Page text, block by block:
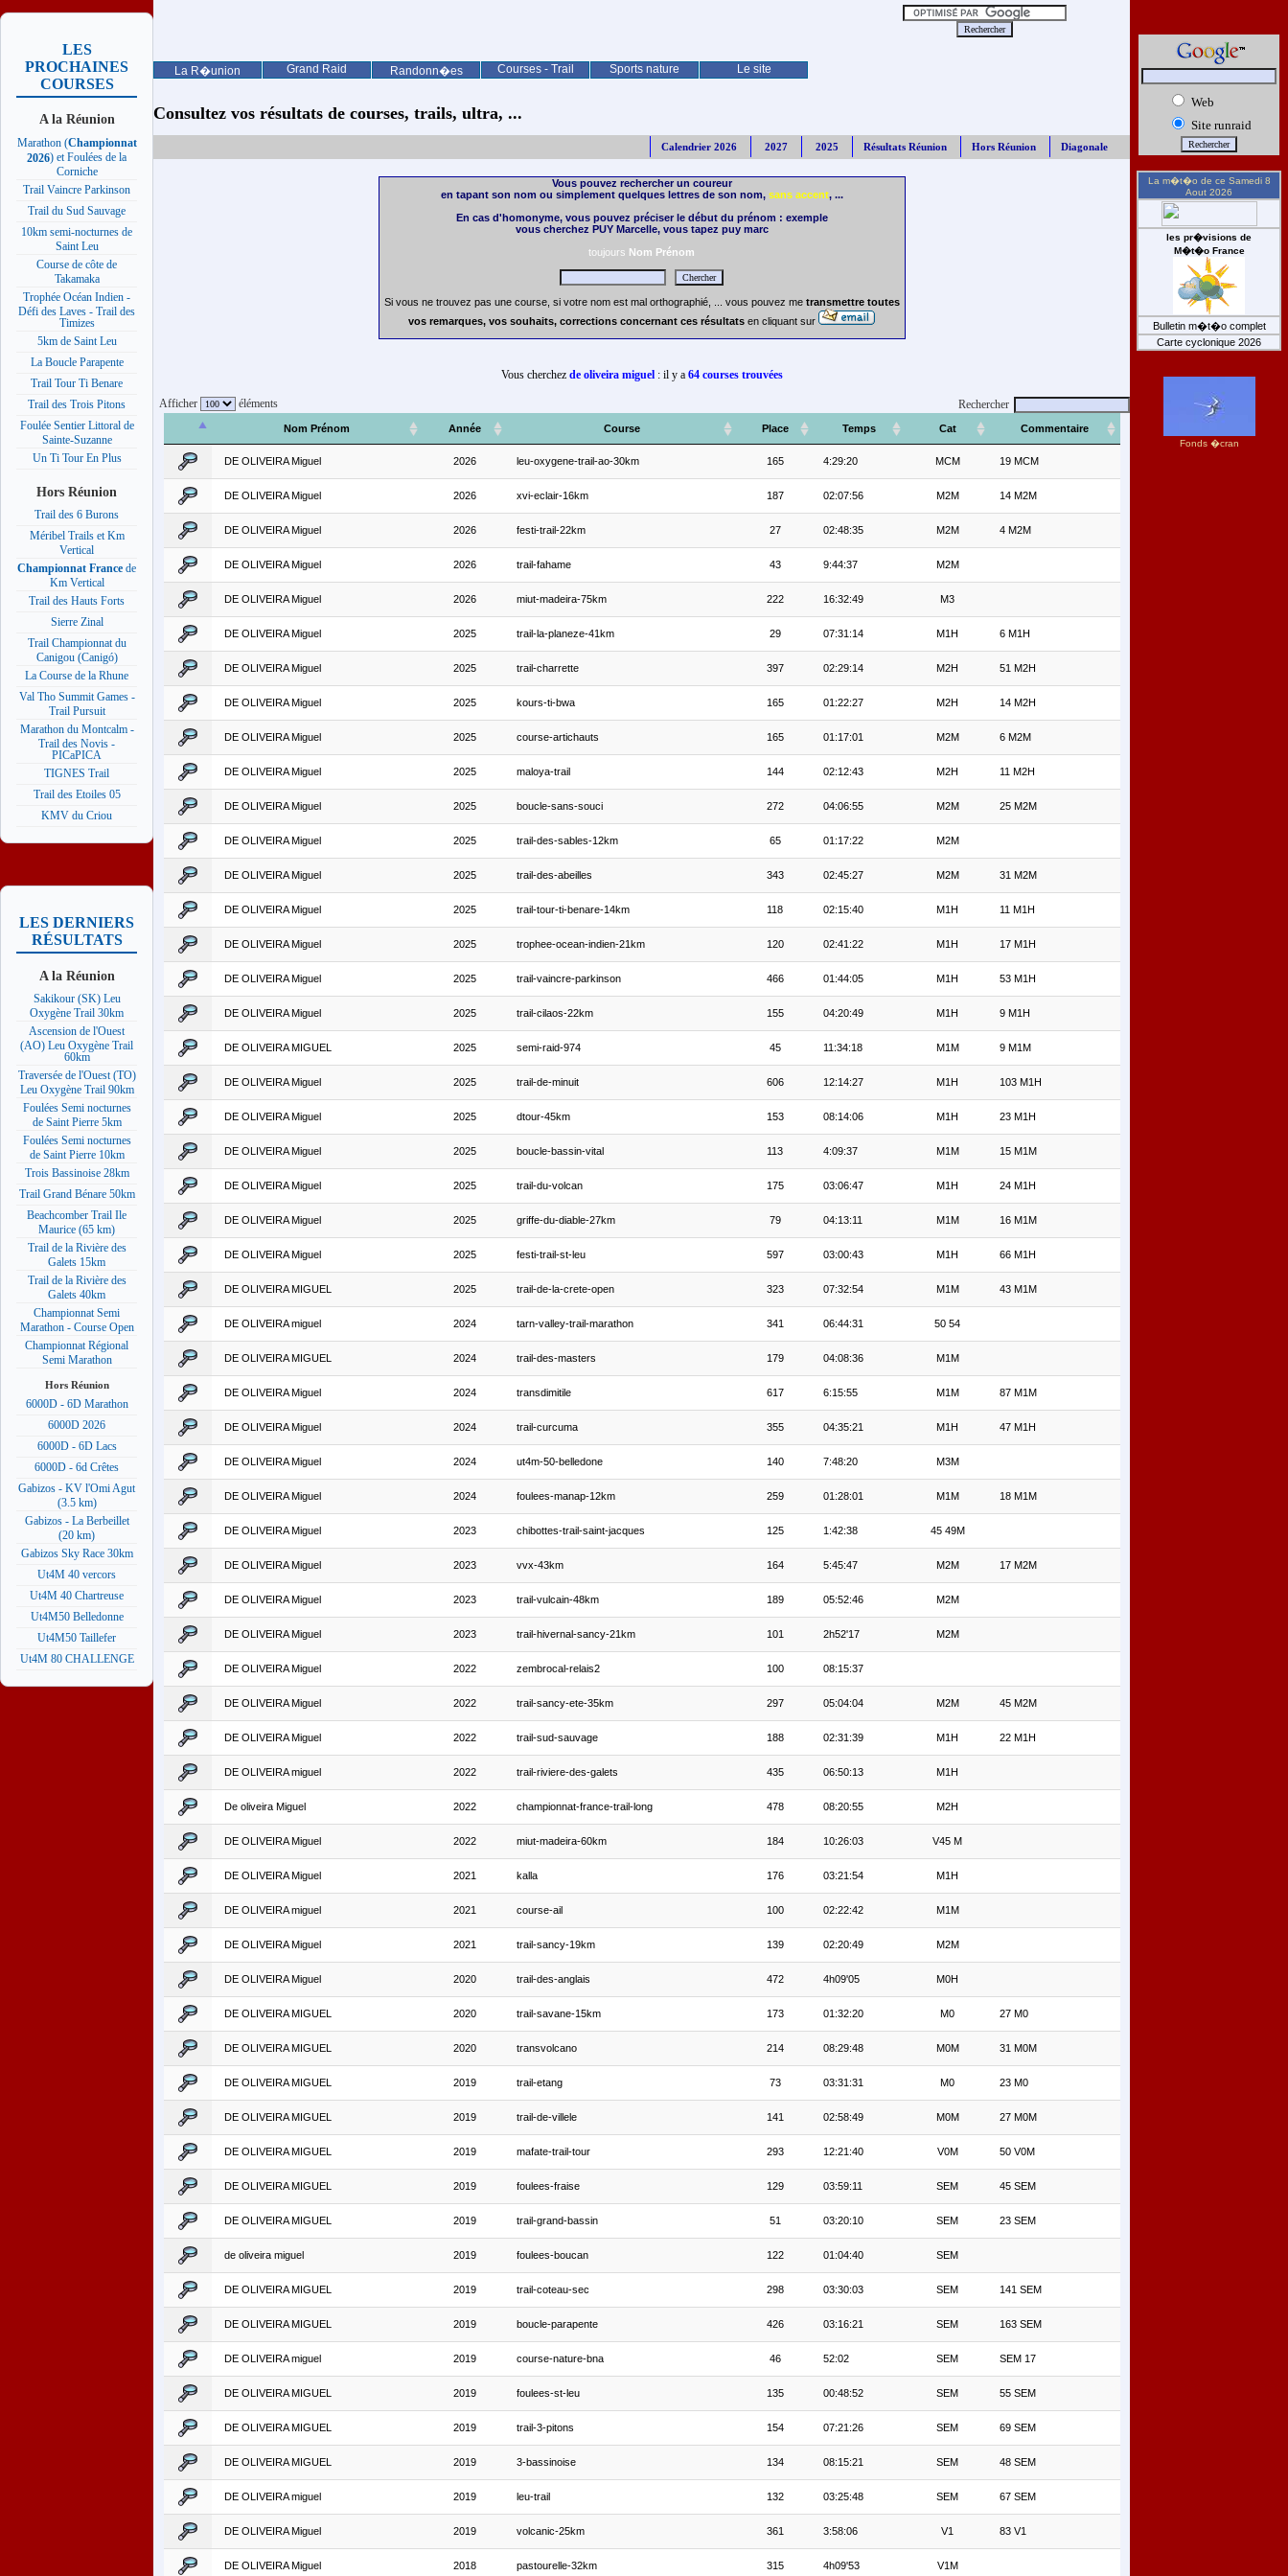
La R�union Grand Raid Randonn�es Courses - Trail Sports nature Le site
LES
PROCHAINES
COURSES
A la Réunion
Marathon (Championnat
2026) et Foulées de la
Corniche
Trail Vaincre Parkinson
Trail du Sud Sauvage
10km semi-nocturnes de
Saint Leu
Course de côte de
Takamaka
Trophée Océan Indien -
Défi des Laves - Trail des
Timizes
5km de Saint Leu
La Boucle Parapente
Trail Tour Ti Benare
Trail des Trois Pitons
Foulée Sentier Littoral de
Sainte-Suzanne
Un Ti Tour En Plus
Hors Réunion
Trail des 6 Burons
Méribel Trails et Km
Vertical
Championnat France de
Km Vertical
Trail des Hauts Forts
Sierre Zinal
Trail Championnat du
Canigou (Canigó)
La Course de la Rhune
Val Tho Summit Games -
Trail Pursuit
Marathon du Montcalm -
Trail des Novis -
PICaPICA
TIGNES Trail
Trail des Etoiles 05
KMV du Criou
LES DERNIERS
RÉSULTATS
A la Réunion
Sakikour (SK) Leu
Oxygène Trail 30km
Ascension de l'Ouest
(AO) Leu Oxygène Trail
60km
Traversée de l'Ouest (TO)
Leu Oxygène Trail 90km
Foulées Semi nocturnes
de Saint Pierre 5km
Foulées Semi nocturnes
de Saint Pierre 10km
Trois Bassinoise 28km
Trail Grand Bénare 50km
Beachcomber Trail Ile
Maurice (65 km)
Trail de la Rivière des
Galets 15km
Trail de la Rivière des
Galets 40km
Championnat Semi
Marathon - Course Open
Championnat Régional
Semi Marathon
Hors Réunion
6000D - 6D Marathon
6000D 2026
6000D - 6D Lacs
6000D - 6d Crêtes
Gabizos - KV l'Omi Agut
(3.5 km)
Gabizos - La Berbeillet
(20 km)
Gabizos Sky Race 30km
Ut4M 40 vercors
Ut4M 40 Chartreuse
Ut4M50 Belledonne
Ut4M50 Taillefer
Ut4M 80 CHALLENGE
Consultez vos résultats de courses, trails, ultra, ...
Calendrier 2026 2027 2025 Résultats Réunion Hors Réunion Diagonale
Vous pouvez rechercher un coureur
en tapant son nom ou simplement quelques lettres de son nom, sans accent, ...
En cas d'homonyme, vous pouvez préciser le début du prénom : exemple
vous cherchez PUY Marcelle, vous tapez puy marc
toujours Nom Prénom
Si vous ne trouvez pas une course, si votre nom est mal orthographié, ... vous pouvez me transmettre toutes
vos remarques, vos souhaits, corrections concernant ces résultats en cliquant sur
Vous cherchez de oliveira miguel: il y a 64 courses trouvées
Afficher éléments Rechercher
Nom Prénom Année Course Place Temps Cat Commentaire
DE OLIVEIRA Miguel 2026 leu-oxygene-trail-ao-30km 165 4:29:20 MCM 19 MCM
DE OLIVEIRA Miguel 2026 xvi-eclair-16km 187 02:07:56 M2M 14 M2M
DE OLIVEIRA Miguel 2026 festi-trail-22km 27 02:48:35 M2M 4 M2M
DE OLIVEIRA Miguel 2026 trail-fahame 43 9:44:37 M2M
DE OLIVEIRA Miguel 2026 miut-madeira-75km 222 16:32:49 M3
DE OLIVEIRA Miguel 2025 trail-la-planeze-41km 29 07:31:14 M1H 6 M1H
DE OLIVEIRA Miguel 2025 trail-charrette 397 02:29:14 M2H 51 M2H
DE OLIVEIRA Miguel 2025 kours-ti-bwa 165 01:22:27 M2H 14 M2H
DE OLIVEIRA Miguel 2025 course-artichauts 165 01:17:01 M2M 6 M2M
DE OLIVEIRA Miguel 2025 maloya-trail 144 02:12:43 M2H 11 M2H
DE OLIVEIRA Miguel 2025 boucle-sans-souci 272 04:06:55 M2M 25 M2M
DE OLIVEIRA Miguel 2025 trail-des-sables-12km 65 01:17:22 M2M
DE OLIVEIRA Miguel 2025 trail-des-abeilles 343 02:45:27 M2M 31 M2M
DE OLIVEIRA Miguel 2025 trail-tour-ti-benare-14km 118 02:15:40 M1H 11 M1H
DE OLIVEIRA Miguel 2025 trophee-ocean-indien-21km 120 02:41:22 M1H 17 M1H
DE OLIVEIRA Miguel 2025 trail-vaincre-parkinson 466 01:44:05 M1H 53 M1H
DE OLIVEIRA Miguel 2025 trail-cilaos-22km 155 04:20:49 M1H 9 M1H
DE OLIVEIRA MIGUEL 2025 semi-raid-974 45 11:34:18 M1M 9 M1M
DE OLIVEIRA Miguel 2025 trail-de-minuit 606 12:14:27 M1H 103 M1H
DE OLIVEIRA Miguel 2025 dtour-45km 153 08:14:06 M1H 23 M1H
DE OLIVEIRA Miguel 2025 boucle-bassin-vital 113 4:09:37 M1M 15 M1M
DE OLIVEIRA Miguel 2025 trail-du-volcan 175 03:06:47 M1H 24 M1H
DE OLIVEIRA Miguel 2025 griffe-du-diable-27km 79 04:13:11 M1M 16 M1M
DE OLIVEIRA Miguel 2025 festi-trail-st-leu 597 03:00:43 M1H 66 M1H
DE OLIVEIRA MIGUEL 2025 trail-de-la-crete-open 323 07:32:54 M1M 43 M1M
DE OLIVEIRA miguel 2024 tarn-valley-trail-marathon 341 06:44:31 50 54
DE OLIVEIRA MIGUEL 2024 trail-des-masters 179 04:08:36 M1M
DE OLIVEIRA Miguel 2024 transdimitile 617 6:15:55 M1M 87 M1M
DE OLIVEIRA Miguel 2024 trail-curcuma 355 04:35:21 M1H 47 M1H
DE OLIVEIRA Miguel 2024 ut4m-50-belledone 140 7:48:20 M3M
DE OLIVEIRA Miguel 2024 foulees-manap-12km 259 01:28:01 M1M 18 M1M
DE OLIVEIRA Miguel 2023 chibottes-trail-saint-jacques 125 1:42:38 45 49M
DE OLIVEIRA Miguel 2023 vvx-43km 164 5:45:47 M2M 17 M2M
DE OLIVEIRA Miguel 2023 trail-vulcain-48km 189 05:52:46 M2M
DE OLIVEIRA Miguel 2023 trail-hivernal-sancy-21km 101 2h52'17 M2M
DE OLIVEIRA Miguel 2022 zembrocal-relais2 100 08:15:37
DE OLIVEIRA Miguel 2022 trail-sancy-ete-35km 297 05:04:04 M2M 45 M2M
DE OLIVEIRA Miguel 2022 trail-sud-sauvage 188 02:31:39 M1H 22 M1H
DE OLIVEIRA miguel 2022 trail-riviere-des-galets 435 06:50:13 M1H
De oliveira Miguel 2022 championnat-france-trail-long 478 08:20:55 M2H
DE OLIVEIRA Miguel 2022 miut-madeira-60km 184 10:26:03 V45 M
DE OLIVEIRA Miguel 2021 kalla 176 03:21:54 M1H
DE OLIVEIRA miguel 2021 course-ail 100 02:22:42 M1M
DE OLIVEIRA Miguel 2021 trail-sancy-19km 139 02:20:49 M2M
DE OLIVEIRA Miguel 2020 trail-des-anglais 472 4h09'05 M0H
DE OLIVEIRA MIGUEL 2020 trail-savane-15km 173 01:32:20 M0 27 M0
DE OLIVEIRA MIGUEL 2020 transvolcano 214 08:29:48 M0M 31 M0M
DE OLIVEIRA MIGUEL 2019 trail-etang 73 03:31:31 M0 23 M0
DE OLIVEIRA MIGUEL 2019 trail-de-villele 141 02:58:49 M0M 27 M0M
DE OLIVEIRA MIGUEL 2019 mafate-trail-tour 293 12:21:40 V0M 50 V0M
DE OLIVEIRA MIGUEL 2019 foulees-fraise 129 03:59:11 SEM 45 SEM
DE OLIVEIRA MIGUEL 2019 trail-grand-bassin 51 03:20:10 SEM 23 SEM
de oliveira miguel 2019 foulees-boucan 122 01:04:40 SEM
DE OLIVEIRA MIGUEL 2019 trail-coteau-sec 298 03:30:03 SEM 141 SEM
DE OLIVEIRA MIGUEL 2019 boucle-parapente 426 03:16:21 SEM 163 SEM
DE OLIVEIRA miguel 2019 course-nature-bna 46 52:02 SEM SEM 17
DE OLIVEIRA MIGUEL 2019 foulees-st-leu 135 00:48:52 SEM 55 SEM
DE OLIVEIRA MIGUEL 2019 trail-3-pitons 154 07:21:26 SEM 69 SEM
DE OLIVEIRA MIGUEL 2019 3-bassinoise 134 08:15:21 SEM 48 SEM
DE OLIVEIRA miguel 2019 leu-trail 132 03:25:48 SEM 67 SEM
DE OLIVEIRA Miguel 2019 volcanic-25km 361 3:58:06 V1 83 V1
DE OLIVEIRA Miguel 2018 pastourelle-32km 315 4h09'53 V1M
Web
Site runraid
La m�t�o de ce Samedi 8
Aout 2026
les pr�visions de
M�t�o France
Bulletin m�t�o complet
Carte cyclonique 2026
Fonds �cran